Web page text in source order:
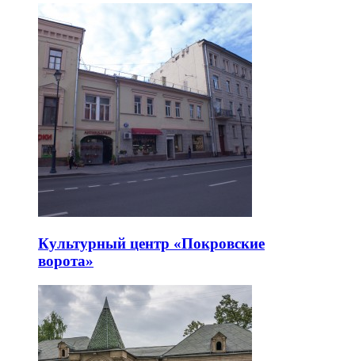
Культурный центр «Покровские
ворота»